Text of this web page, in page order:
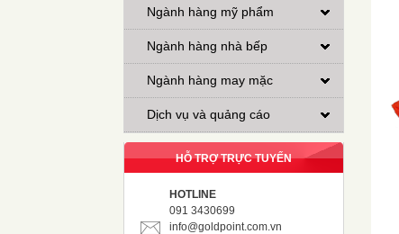
Ngành hàng mỹ phẩm
Ngành hàng nhà bếp
Ngành hàng may mặc
Dịch vụ và quảng cáo
HỖ TRỢ TRỰC TUYẾN
HOTLINE
091 3430699
info@goldpoint.com.vn